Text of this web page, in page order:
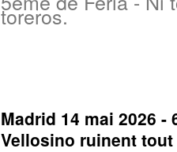
toreros.
Madrid 14 mai 2026
Vellosino ruinent